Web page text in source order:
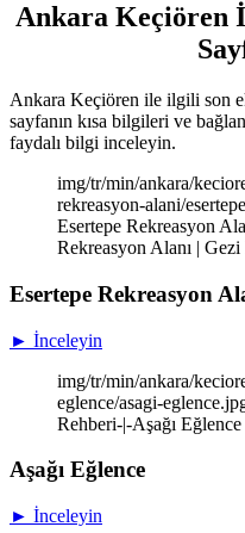
Ankara Keçiören
Ankara Keçiören ile ilgili son
sayfanın kısa bilgileri ve
faydalı bilgi inceleyin.
img/tr/min/ankara/
rekreasyon-alani/
Esertepe Rekreasyon
Rekreasyon Alanı | Gezi
Esertepe Rekreasyon
► İnceleyin
img/tr/min/ankara/
eglence/asagi-
Rehberi-|-Aşağı
Aşağı Eğlence
► İnceleyin